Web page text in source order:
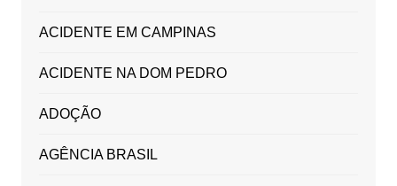
ACIDENTE EM CAMPINAS
ACIDENTE NA DOM PEDRO
ADOÇÃO
AGÊNCIA BRASIL